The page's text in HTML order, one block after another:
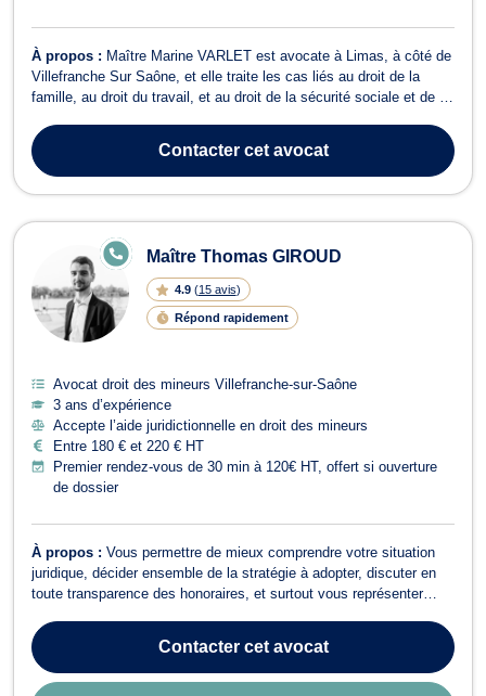
À propos : Maître Marine VARLET est avocate à Limas, à côté de
Villefranche Sur Saône, et elle traite les cas liés au droit de la
famille, au droit du travail, et au droit de la sécurité sociale et de la
VARLET assure votre défense devant le Conseil de Prud’hommes.
C...
Contactercet avocat
Maître Thomas GIROUD
4.9 (15 avis)
Répond rapidement
E
N
G
N
E
Avocat droit des mineurs Villefranche-sur-Saône
3 ans d’expérience
Accepte l’aide juridictionnelle en droit des mineurs
Entre 180 € et 220 € HT
Premier rendez-vous de 30 min à 120€ HT, offert si ouverture
de dossier
À propos : Vous permettre de mieux comprendre votre situation
juridique, décider ensemble de la stratégie à adopter, discuter en
toute transparence des honoraires, et surtout vous représenter
Contactercet avocat